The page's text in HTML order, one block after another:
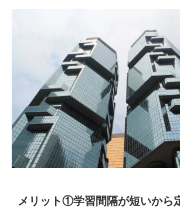
メリット①学習間隔が短いから